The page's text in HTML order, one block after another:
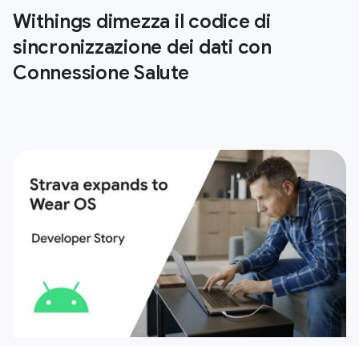
Withings dimezza il codice di
sincronizzazione dei dati con
Connessione Salute